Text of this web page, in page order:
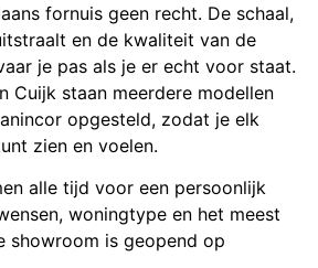
fornuis geen recht. De schaal,
en de kwaliteit van de
je pas als je er echt voor staat.
Cuijk staan meerdere modellen
opgesteld, zodat je elk
zien en voelen.
alle tijd voor een persoonlijk
woningtype en het meest
showroom is geopend op